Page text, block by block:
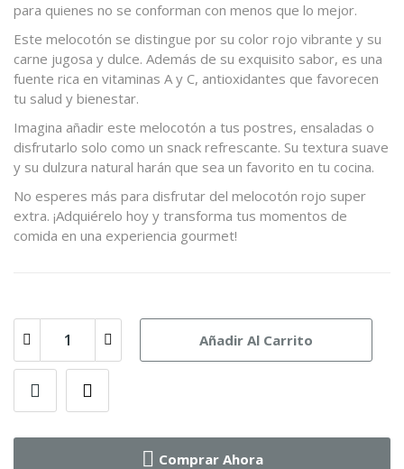
para quienes no se conforman con menos que lo mejor.
Este melocotón se distingue por su color rojo vibrante y su
carne jugosa y dulce. Además de su exquisito sabor, es una
fuente rica en vitaminas A y C, antioxidantes que favorecen
tu salud y bienestar.
Imagina añadir este melocotón a tus postres, ensaladas o
disfrutarlo solo como un snack refrescante. Su textura suave
y su dulzura natural harán que sea un favorito en tu cocina.
No esperes más para disfrutar del melocotón rojo super
extra. ¡Adquiérelo hoy y transforma tus momentos de
comida en una experiencia gourmet!
Añadir Al Carrito
Comprar Ahora